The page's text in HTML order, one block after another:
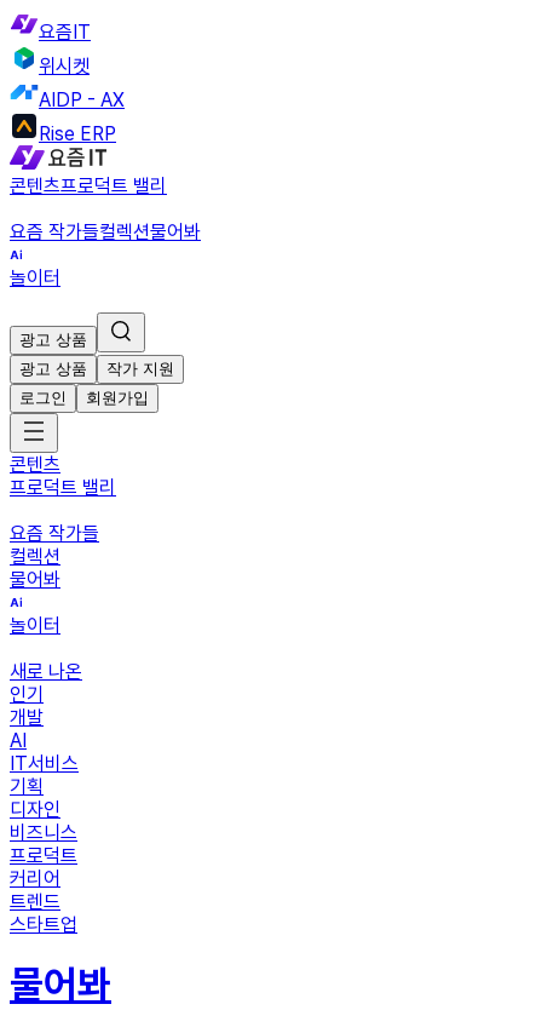
요즘IT
위시켓
AIDP - AX
Rise ERP
콘텐츠프로덕트 밸리
요즘 작가들컬렉션물어봐
놀이터
광고 상품
광고 상품
작가 지원
로그인
회원가입
콘텐츠
프로덕트 밸리
요즘 작가들
컬렉션
물어봐
놀이터
새로 나온
인기
개발
AI
IT서비스
기획
디자인
비즈니스
프로덕트
커리어
트렌드
스타트업
물어봐